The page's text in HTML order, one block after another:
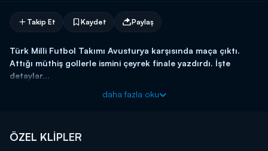
Takip Et Kaydet Paylaş
Türk Milli Futbol Takımı Avusturya karşısında maça çıktı.
Attığı müthiş gollerle ismini çeyrek finale yazdırdı. İşte
detaylar...
Magazin D Yaz ile sımsıcak, rengarenk, magazin ve eğlence
daha fazla oku
ÖZEL KLİPLER